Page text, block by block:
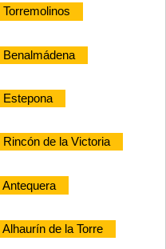
Estepona
de la Victoria
de la Torre